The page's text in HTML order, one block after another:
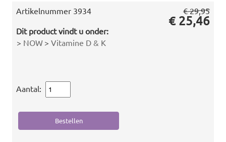
Artikelnummer 3934
Dit product vindt u onder:
> NOW > Vitamine D & K
€ 29,95
€ 25,46
Aantal: